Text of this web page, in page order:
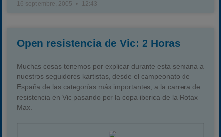
Preguntas Frecuentes
16 septiembre, 2005 12:43
Open resistencia de Vic: 2 Horas
Muchas cosas tenemos por explicar durante esta semana a
nuestros seguidores kartistas, desde el campeonato de
España de las categorías más importantes, a la carrera de
resistencia en Vic pasando por la copa ibérica de la Rotax
Max.